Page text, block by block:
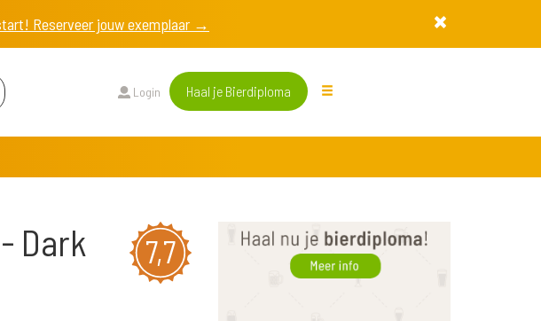
Reserveer jouw exemplaar →
Login Haal je Bierdiploma
7,7
Dark